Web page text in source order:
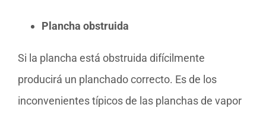
Plancha obstruida
Si la plancha está obstruida difícilmente
producirá un planchado correcto. Es de los
inconvenientes típicos de las planchas de vapor